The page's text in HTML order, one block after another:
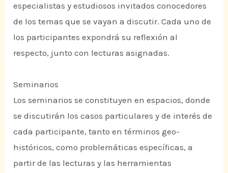
especialistas y estudiosos invitados conocedores
de los temas que se vayan a discutir. Cada uno de
los participantes expondrá su reflexión al
respecto, junto con lecturas asignadas.
Seminarios
Los seminarios se constituyen en espacios, donde
se discutirán los casos particulares y de interés de
cada participante, tanto en términos geo-
históricos, como problemáticas específicas, a
partir de las lecturas y las herramientas